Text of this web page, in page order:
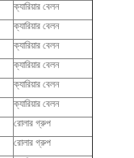
ক্যারিয়ার বেলন
ক্যারিয়ার বেলন
ক্যারিয়ার বেলন
ক্যারিয়ার বেলন
ক্যারিয়ার বেলন
ক্যারিয়ার বেলন
রোলার গ্রুপ
রোলার গ্রুপ